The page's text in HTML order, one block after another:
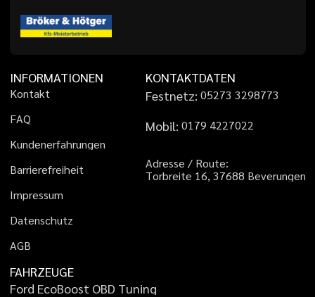
INFORMATIONEN
Kontakt
FAQ
Kundenerfahrungen
Barrierefreiheit
Impressum
Datenschutz
AGB
KONTAKTDATEN
Festnetz: 05273 3298773
Mobil: 01 79 4227022
Adresse / Route:
Torbreite 16, 37688 Beverungen
FAHRZEUGE
Ford EcoBoost OBD Tuning